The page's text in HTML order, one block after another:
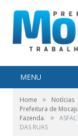
MENU
Home » Notícias
Prefeitura de
Fazenda.
»
DAS RUAS